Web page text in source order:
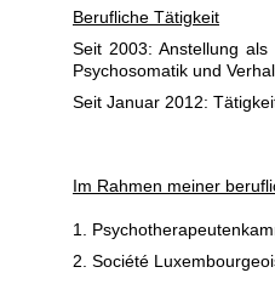
Berufliche Tätigkeit
Seit 2003: Anstellung
Psychosomatik und
Seit Januar 2012:
Im Rahmen meiner
1.
2. Société